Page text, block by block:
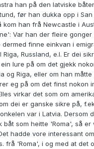
han på den latviske
før han dukka opp i San
kom han frå Newcastle i
Var han der fleire
dermed finne einkvan i
Russland, e.l. Er dei
lure på om det gjekk
og Riga, eller om han måtte
eg på om det finst nokon
virkar det som om
dei er ganske sikre på,
var i Latvia. Dersom
båt som heitte 'Roma', så er
hadde vore interessant
frå 'Roma', i og med at det